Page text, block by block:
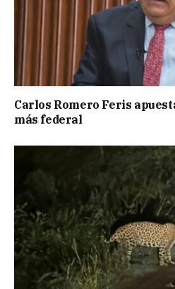
Carlos Romero Feris
más federal